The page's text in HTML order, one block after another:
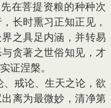
在菩提资粮的种种次
长时熏习正知正见，
之具足内涵，并转易
贪著之世俗知见，才
证涅槃。
戒论、生天之论，欲
离为最微妙，清净第